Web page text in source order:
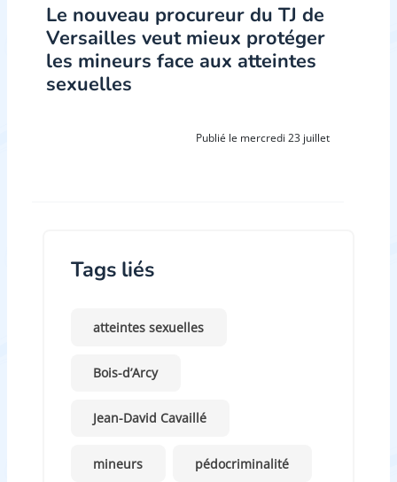
Le nouveau procureur du TJ de
Versailles veut mieux protéger
les mineurs face aux atteintes
sexuelles
Publié le mercredi 23 juillet
Tags liés
atteintes sexuelles
Bois-d’Arcy
Jean-David Cavaillé
mineurs pédocriminalité